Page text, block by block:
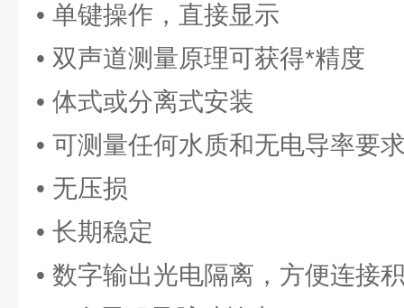
• 单键操作，直接显示
• 双声道测量原理可获得*精度
• 体式或分离式安装
• 可测量任何水质和无电导率要
• 无压损
• 长期稳定
• 数字输出光电隔离，方便连接